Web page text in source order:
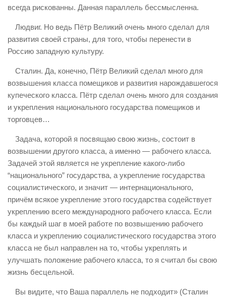
всегда рискованны. Данная параллель бессмысленна.
Людвиг. Но ведь Пётр Великий очень много сделал для
развития своей страны, для того, чтобы перенести в
Россию западную культуру.
Сталин. Да, конечно, Пётр Великий сделал много для
возвышения класса помещиков и развития нарождавшегося
купеческого класса. Пётр сделал очень много для создания
и укрепления национального государства помещиков и
торговцев…
Задача, которой я посвящаю свою жизнь, состоит в
возвышении другого класса, а именно — рабочего класса.
Задачей этой является не укрепление какого-либо
“национального” государства, а укрепление государства
социалистического, и значит — интернационального,
причём всякое укрепление этого государства содействует
укреплению всего международного рабочего класса. Если
бы каждый шаг в моей работе по возвышению рабочего
класса и укреплению социалистического государства этого
класса не был направлен на то, чтобы укреплять и
улучшать положение рабочего класса, то я считал бы свою
жизнь бесцельной.
Вы видите, что Ваша параллель не подходит» (Сталин